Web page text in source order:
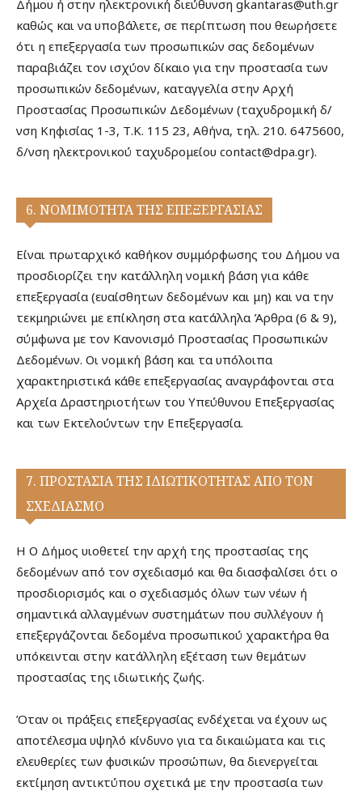
Δήμου ή στην ηλεκτρονική διεύθυνση gkantaras@uth.gr
καθώς και να υποβάλετε, σε περίπτωση που θεωρήσετε
ότι η επεξεργασία των προσωπικών σας δεδομένων
παραβιάζει τον ισχύον δίκαιο για την προστασία των
προσωπικών δεδομένων, καταγγελία στην Αρχή
Προστασίας Προσωπικών Δεδομένων (ταχυδρομική δ/
νση Κηφισίας 1-3, Τ.Κ. 115 23, Αθήνα, τηλ. 210. 6475600,
δ/νση ηλεκτρονικού ταχυδρομείου contact@dpa.gr).
6. ΝΟΜΙΜΟΤΗΤΑ ΤΗΣ ΕΠΕΞΕΡΓΑΣΙΑΣ
Είναι πρωταρχικό καθήκον συμμόρφωσης του Δήμου να
προσδιορίζει την κατάλληλη νομική βάση για κάθε
επεξεργασία (ευαίσθητων δεδομένων και μη) και να την
τεκμηριώνει με επίκληση στα κατάλληλα Άρθρα (6 & 9),
σύμφωνα με τον Κανονισμό Προστασίας Προσωπικών
Δεδομένων. Οι νομική βάση και τα υπόλοιπα
χαρακτηριστικά κάθε επεξεργασίας αναγράφονται στα
Αρχεία Δραστηριοτήτων του Υπεύθυνου Επεξεργασίας
και των Εκτελούντων την Επεξεργασία.
7. ΠΡΟΣΤΑΣΙΑ ΤΗΣ ΙΔΙΩΤΙΚΟΤΗΤΑΣ ΑΠΟ ΤΟΝ
ΣΧΕΔΙΑΣΜΟ
H Ο Δήμος υιοθετεί την αρχή της προστασίας της
δεδομένων από τον σχεδιασμό και θα διασφαλίσει ότι ο
προσδιορισμός και ο σχεδιασμός όλων των νέων ή
σημαντικά αλλαγμένων συστημάτων που συλλέγουν ή
επεξεργάζονται δεδομένα προσωπικού χαρακτήρα θα
υπόκεινται στην κατάλληλη εξέταση των θεμάτων
προστασίας της ιδιωτικής ζωής.
Όταν οι πράξεις επεξεργασίας ενδέχεται να έχουν ως
αποτέλεσμα υψηλό κίνδυνο για τα δικαιώματα και τις
ελευθερίες των φυσικών προσώπων, θα διενεργείται
εκτίμηση αντικτύπου σχετικά με την προστασία των